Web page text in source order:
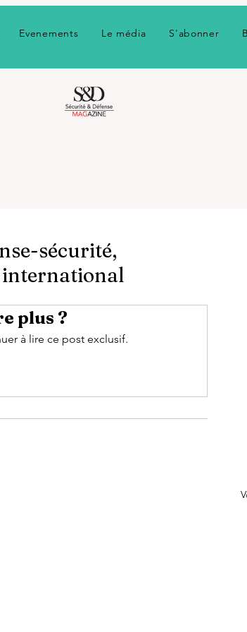
Evenements Le média S'abonner
sécurité,
international
plus ?
à lire ce post exclusif.